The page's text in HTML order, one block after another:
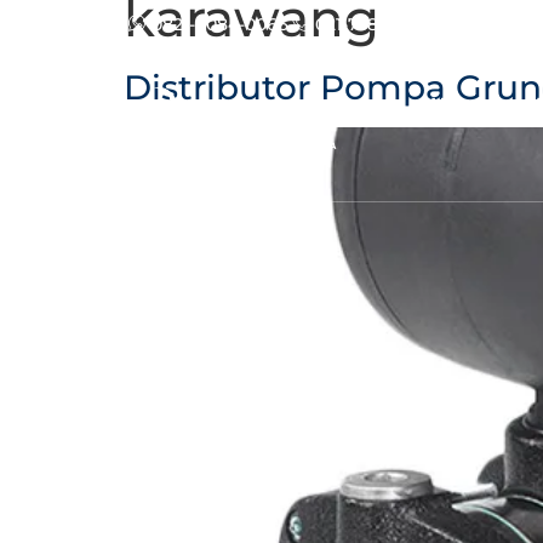
0821-8084-0066 021-73885166
Home
karawang
Distributor Pompa